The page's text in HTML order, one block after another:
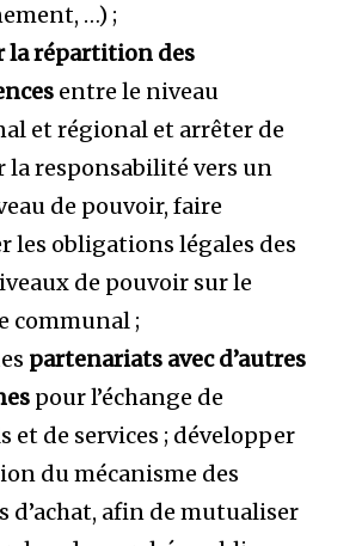
…) ;
la répartition des
entre le niveau
et régional et arrêter de
la responsabilité vers un
de pouvoir, faire
les obligations légales des
de pouvoir sur le
communal ;
partenariats avec d’autres
pour l’échange de
et de services ; développer
du mécanisme des
d’achat, afin de mutualiser